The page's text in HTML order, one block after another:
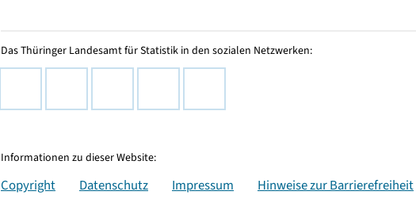
Das Thüringer Landesamt für Statistik in den sozialen Netzwerken:
Informationen zu dieser Website:
Copyright Datenschutz Impressum Hinweise zur Barrierefreiheit